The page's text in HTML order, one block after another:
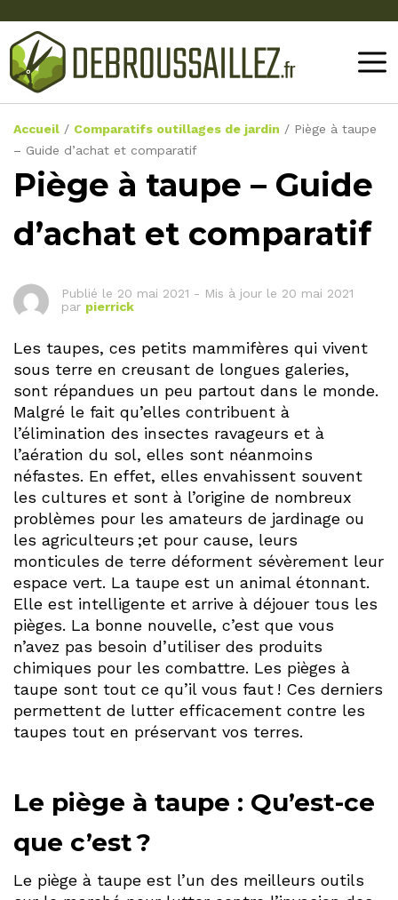
Accueil / Comparatifs outillages de jardin / Piège à taupe
– Guide d’achat et comparatif
Piège à taupe – Guide
d’achat et comparatif
Publié le 20 mai 2021 - Mis à jour le 20 mai 2021
par pierrick
Les taupes, ces petits mammifères qui vivent
sous terre en creusant de longues galeries,
sont répandues un peu partout dans le monde.
Malgré le fait qu’elles contribuent à
l’élimination des insectes ravageurs et à
l’aération du sol, elles sont néanmoins
néfastes. En effet, elles envahissent souvent
les cultures et sont à l’origine de nombreux
problèmes pour les amateurs de jardinage ou
les agriculteurs ;et pour cause, leurs
monticules de terre déforment sévèrement leur
espace vert. La taupe est un animal étonnant.
Elle est intelligente et arrive à déjouer tous les
pièges. La bonne nouvelle, c’est que vous
n’avez pas besoin d’utiliser des produits
chimiques pour les combattre. Les pièges à
taupe sont tout ce qu’il vous faut ! Ces derniers
permettent de lutter efficacement contre les
taupes tout en préservant vos terres.
Le piège à taupe : Qu’est-ce
que c’est ?
Le piège à taupe est l’un des meilleurs outils